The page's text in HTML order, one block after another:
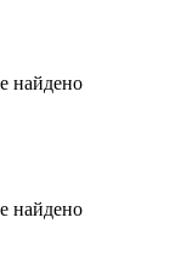
найдено
найдено